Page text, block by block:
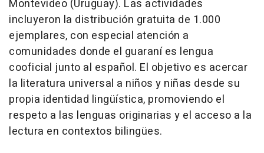
Montevideo (Uruguay). Las actividades
incluyeron la distribución gratuita de 1.000
ejemplares, con especial atención a
comunidades donde el guaraní es lengua
cooficial junto al español. El objetivo es acercar
la literatura universal a niños y niñas desde su
propia identidad lingüística, promoviendo el
respeto a las lenguas originarias y el acceso a la
lectura en contextos bilingües.